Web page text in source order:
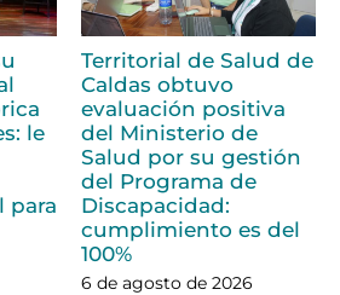
le
para
Territorial de Salud de
Caldas obtuvo
evaluación positiva
del Ministerio de
Salud por su gestión
del Programa de
Discapacidad:
cumplimiento es del
100%
6 de agosto de 2026